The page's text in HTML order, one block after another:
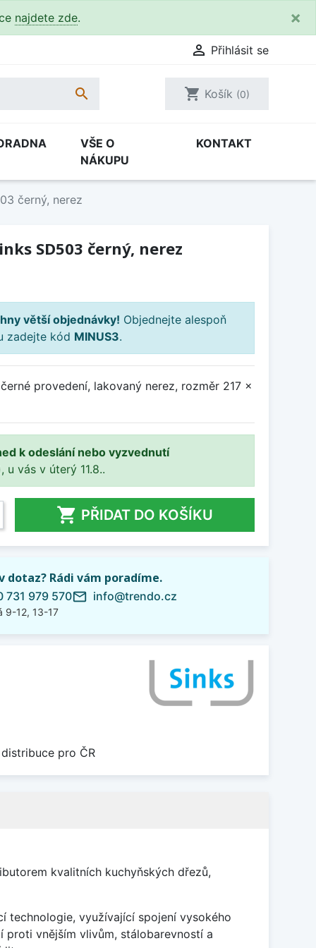
najdete zde. ×
 Přihlásit se
 shopping_cart Košík (0)
VŠE O
NÁKUPU
KONTAKT
černý, nerez
SD503 černý, nerez
větší objednávky! Objednejte alespoň
zadejte kód MINUS3.
provedení, lakovaný nerez, rozměr 217 x
k odeslání nebo vyzvednutí
u vás v úterý 11.8..
 PŘIDAT DO KOŠÍKU
dotaz? Rádi vám poradíme.
731 979 570
9-12, 13-17
mail_outline info@trendo.cz
pro ČR
kvalitních kuchyňských dřezů,
technologie, využívající spojení vysokého
proti vnějším vlivům, stálobarevností a